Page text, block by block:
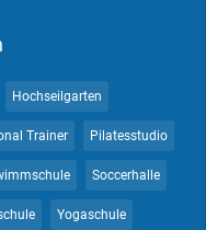
Hochseilgarten
Trainer Pilatesstudio
Soccerhalle
Yogaschule